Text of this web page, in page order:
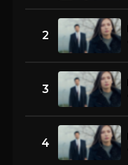
2
3
4